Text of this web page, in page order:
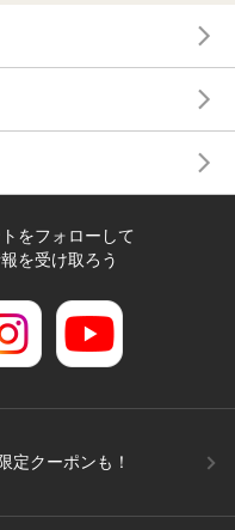
をフォローして
を受け取ろう
定クーポンも！